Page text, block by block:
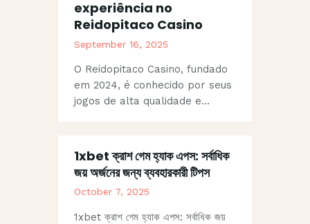
experiência no
Reidopitaco Casino
September 16, 2025
O Reidopitaco Casino, fundado
em 2024, é conhecido por seus
jogos de alta qualidade e…
1xbet ক্রাশ গেম হ্যাক এপস: সর্বাধিক
জয় অর্জনের জন্য ব্যবহারকারী টিপস
October 7, 2025
1xbet ক্রাশ গেম হ্যাক এপস: সর্বাধিক জয়